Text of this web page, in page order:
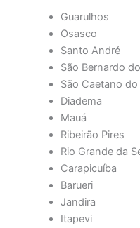
Guarulhos
Osasco
Santo André
São Bernardo
São Caetano do
Diadema
Mauá
Ribeirão Pires
Rio Grande da
Carapicuíba
Barueri
Jandira
Itapevi